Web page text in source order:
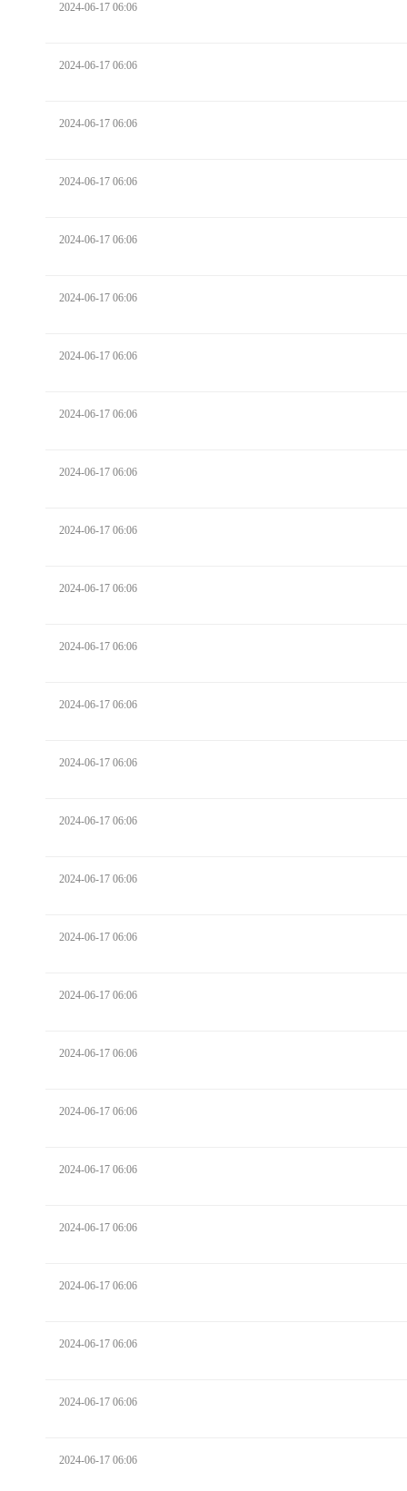
2024-06-17 06:06
2024-06-17 06:06
2024-06-17 06:06
2024-06-17 06:06
2024-06-17 06:06
2024-06-17 06:06
2024-06-17 06:06
2024-06-17 06:06
2024-06-17 06:06
2024-06-17 06:06
2024-06-17 06:06
2024-06-17 06:06
2024-06-17 06:06
2024-06-17 06:06
2024-06-17 06:06
2024-06-17 06:06
2024-06-17 06:06
2024-06-17 06:06
2024-06-17 06:06
2024-06-17 06:06
2024-06-17 06:06
2024-06-17 06:06
2024-06-17 06:06
2024-06-17 06:06
2024-06-17 06:06
2024-06-17 06:06